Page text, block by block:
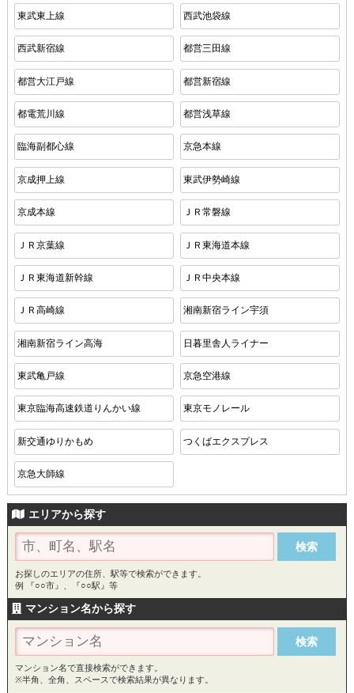
東武東上線 西武池袋線
西武新宿線 都営三田線
都営大江戸線 都営新宿線
都電荒川線 都営浅草線
臨海副都心線 京急本線
京成押上線 東武伊勢崎線
京成本線 ＪＲ常磐線
ＪＲ京葉線 ＪＲ東海道本線
ＪＲ東海道新幹線 ＪＲ中央本線
ＪＲ高崎線 湘南新宿ライン宇須
湘南新宿ライン高海 日暮里舎人ライナー
東武亀戸線 京急空港線
東京臨海高速鉄道りんかい線 東京モノレール
新交通ゆりかもめ つくばエクスプレス
京急大師線
エリアから探す
お探しのエリアの住所、駅等で検索ができます。
例 『○○市』、『○○駅』等
マンション名から探す
マンション名で直接検索ができます。
※半角、全角、スペースで検索結果が異なります。